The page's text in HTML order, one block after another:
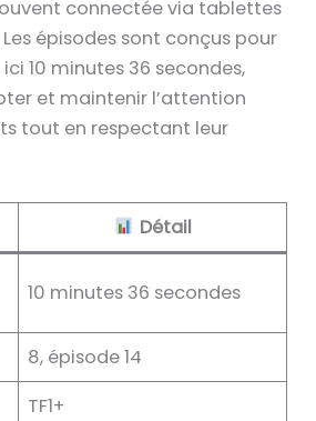
connectée via tablettes
épisodes sont conçus pour
10 minutes 36 secondes,
et maintenir l’attention
tout en respectant leur
Détail
10 minutes 36 secondes
8, épisode 14
TF1+